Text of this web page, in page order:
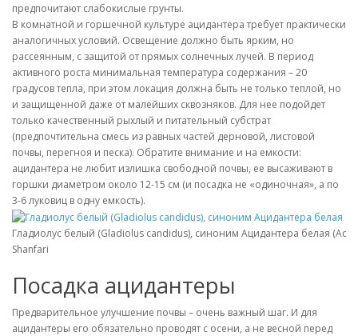
предпочитают слабокислые грунты.
В комнатной и горшечной культуре ацидантера требует практически
аналогичных условий. Освещение должно быть ярким, но
рассеянным, с защитой от прямых солнечных лучей. В период
активного роста минимальная температура содержания – 20
градусов тепла, при этом локация должна быть не только теплой, но
и защищенной даже от малейших сквозняков. Для нее подойдет
только качественный рыхлый и питательный субстрат
(предпочтительна смесь из равных частей дерновой, листовой
почвы, перегноя и песка). Обратите внимание и на емкости:
ацидантера не любит излишка свободной почвы, ее высаживают в
горшки диаметром около 12-15 см (и посадка не «одиночная», а по
3-6 луковиц в одну емкость).
Гладиолус белый (Gladiolus candidus), синоним Ацидантера белая
Shanfari
Посадка ацидантеры
Предварительное улучшение почвы – очень важный шаг. И для
ацидантеры его обязательно проводят с осени, а не весной перед